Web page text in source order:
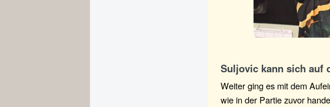
Suljovic kann sich auf
Weiter ging es mit dem
wie in der Partie zuvor